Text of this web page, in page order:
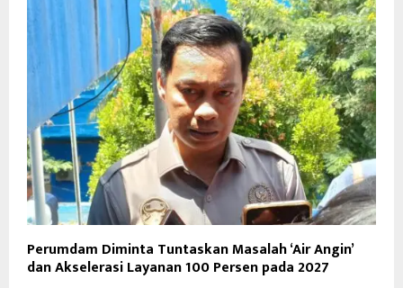
Perumdam Diminta Tuntaskan Masalah ‘Air Angin’
dan Akselerasi Layanan 100 Persen pada 2027